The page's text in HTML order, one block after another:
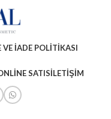
VE İADE POLITIKASI
SATISİLETIŞIM